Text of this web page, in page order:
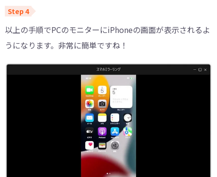
以上の手順でPCのモニターにiPhoneの画面が表示されるよ
うになります。非常に簡単ですね！